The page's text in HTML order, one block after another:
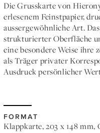
Die Grusskarte von
erlesenem Feinstpapier,
aussergewöhnliche Art.
strukturierter Oberfläche
eine besondere Weise ihre
als Träger privater
Ausdruck persönlicher
FORMAT
Klappkarte, 203 x 148 mm,